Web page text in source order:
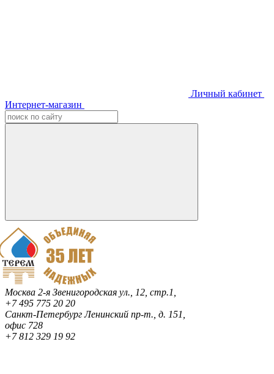
Личный кабинет
Интернет-магазин
Москва 2-я Звенигородская ул., 12, стр.1,
+7 495 775 20 20
Санкт-ПетербургЛенинский пр-т., д. 151,
офис 728
+7 812 329 19 92